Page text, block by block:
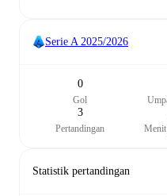
Serie A 2025/2026
0
Gol
3
Pertandingan Menit
Statistik pertandingan